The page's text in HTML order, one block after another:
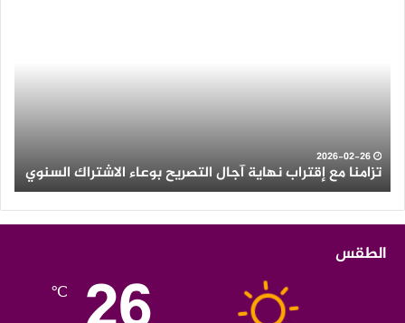
السنوي
2026-02-26
تزامنا مع إقتراب نهاية آجال التصريح بوعاء الاشتراك السنوي
الطقس
℃